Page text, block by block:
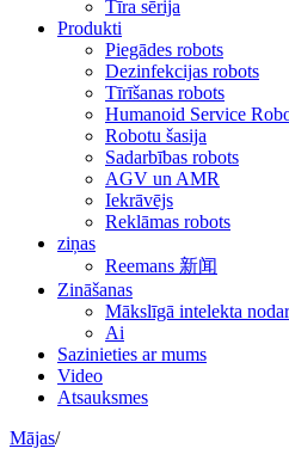
Tīra sērija
Produkti
Piegādes robots
Dezinfekcijas robots
Tīrīšanas robots
Humanoid Service
Robotu šasija
Sadarbības robots
AGV un AMR
Iekrāvējs
Reklāmas robots
ziņas
Reemans 新闻
Zināšanas
Mākslīgā intelekta
Ai
Sazinieties ar mums
Video
Atsauksmes
Mājas/